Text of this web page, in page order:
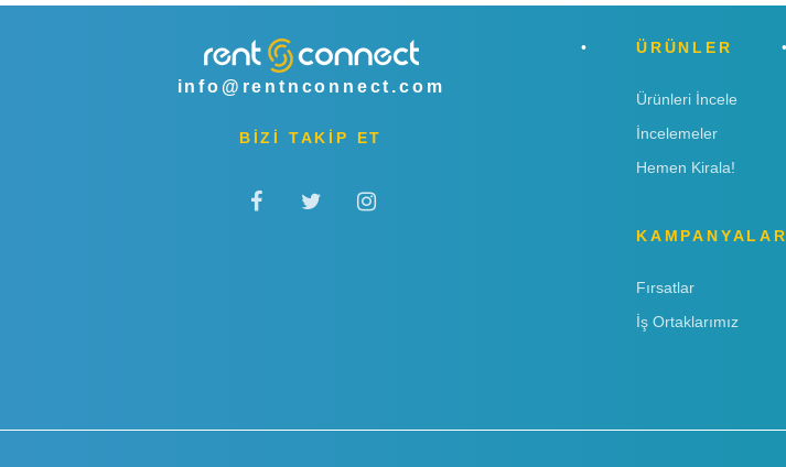
info@rentnconnect.com
BİZİ TAKİP ET
ÜRÜNLER
Ürünleri İncele
İncelemeler
Hemen Kirala!
KAMPANYALAR
Fırsatlar
İş Ortaklarımız